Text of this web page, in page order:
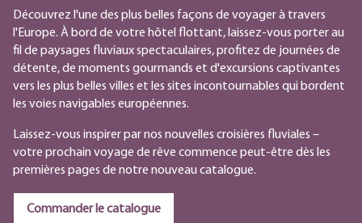
Découvrez l'une des plus belles façons de voyager à travers
l'Europe. À bord de votre hôtel flottant, laissez-vous porter au
fil de paysages fluviaux spectaculaires, profitez de journées de
détente, de moments gourmands et d'excursions captivantes
vers les plus belles villes et les sites incontournables qui bordent
les voies navigables européennes.
Laissez-vous inspirer par nos nouvelles croisières fluviales –
votre prochain voyage de rêve commence peut-être dès les
premières pages de notre nouveau catalogue.
Commander le catalogue